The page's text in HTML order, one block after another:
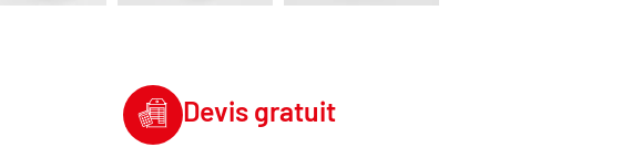
Devis gratuit